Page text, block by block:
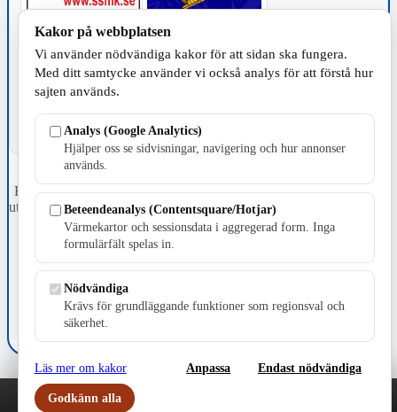
Fristående webbtidningsföretag grundat 1991 som sedan 2002 ger
ut tidningen Skillingaryd.nu och 2010 lanserades Värnamo.nu. Från
april 2026 omfattar Skillingaryd.nu tre kommuner: Gnosjö,
Värnamo och Vaggeryds kommun.
Kontakta oss
E-post: redaktionen@skillingaryd.nu
Postadress: Gisslaköp 1, 568 92 Skillingaryd
Kakor på webbplatsen
Vi använder nödvändiga kakor för att sidan ska fungera.
Med ditt samtycke använder vi också analys för att förstå hur
sajten används.
Analys (Google Analytics)
Hjälper oss se sidvisningar, navigering och hur annonser
används.
Beteendeanalys (Contentsquare/Hotjar)
Värmekartor och sessionsdata i aggregerad form. Inga
formulärfält spelas in.
Nödvändiga
Krävs för grundläggande funktioner som regionsval och
säkerhet.
Läs mer om kakor Anpassa Endast nödvändiga
Godkänn alla